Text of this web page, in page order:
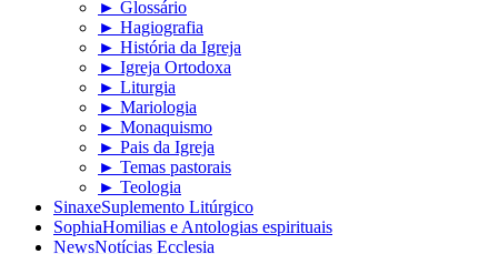
► Glossário
► Hagiografia
► História da Igreja
► Igreja Ortodoxa
► Liturgia
► Mariologia
► Monaquismo
► Pais da Igreja
► Temas pastorais
► Teologia
SinaxeSuplemento Litúrgico
SophiaHomilias e Antologias espirituais
NewsNotícias Ecclesia